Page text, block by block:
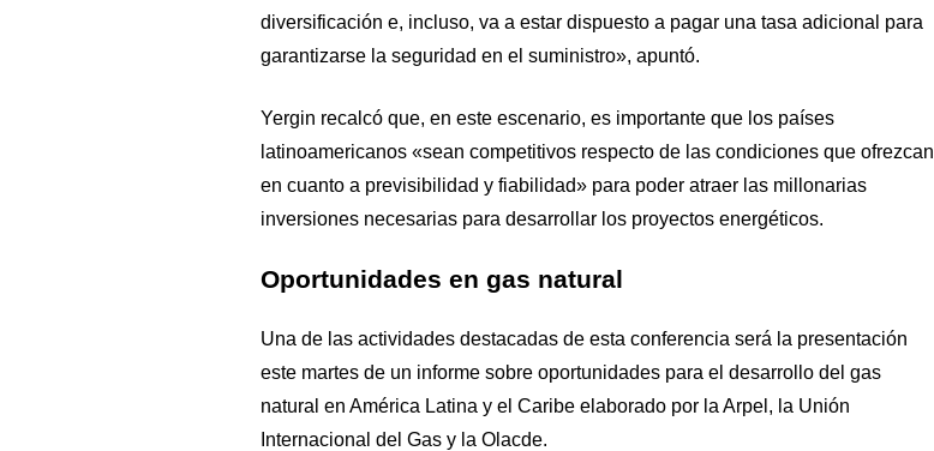
diversificación e, incluso, va a estar dispuesto a pagar una tasa adicional para
garantizarse la seguridad en el suministro», apuntó.
Yergin recalcó que, en este escenario, es importante que los países
latinoamericanos «sean competitivos respecto de las condiciones que ofrezcan
en cuanto a previsibilidad y fiabilidad» para poder atraer las millonarias
inversiones necesarias para desarrollar los proyectos energéticos.
Oportunidades en gas natural
Una de las actividades destacadas de esta conferencia será la presentación
este martes de un informe sobre oportunidades para el desarrollo del gas
natural en América Latina y el Caribe elaborado por la Arpel, la Unión
Internacional del Gas y la Olacde.